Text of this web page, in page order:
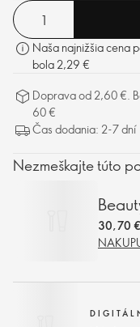
Naša najnižšia cena
bola 2,29 €
Doprava od 2,60 €.
60 €
Čas dodania: 2-7 dní
Nezmeškajte túto
30,70 €